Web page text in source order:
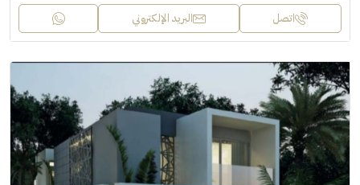
اتصل البريد الإلكتروني